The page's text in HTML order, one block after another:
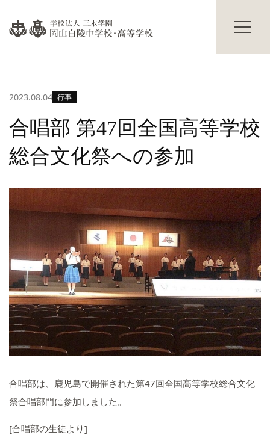
進路の行事
学校生活
主な学校行事
部活動
生徒の活躍
その他
保護者の方へ
交通アクセス
お知らせ
入試情報
Topics
プライバシーポリシー
サイトマップ
教職員募集
いじめ防止基本方針
学校施設の耐震化への取組状
況
2023.08.04 行事
合唱部 第47回全国高等学校
総合文化祭への参加
合唱部は、鹿児島で開催された第47回全国高等学校総合文化
祭合唱部門に参加しました。
[合唱部の生徒より]